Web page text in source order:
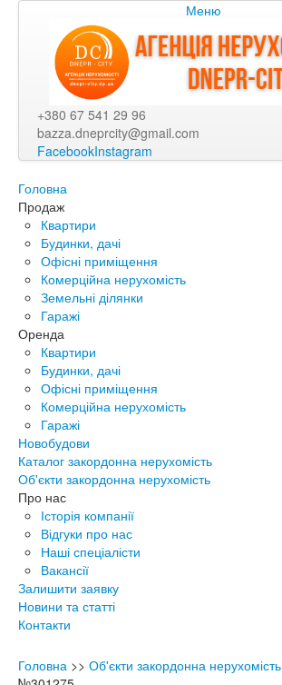
Меню
+380 67 541 29 96
bazza.dneprcity@gmail.com
FacebookInstagram
Головна
Продаж
Квартири
Будинки, дачі
Офісні приміщення
Комерційна нерухомість
Земельні ділянки
Гаражі
Оренда
Квартири
Будинки, дачі
Офісні приміщення
Комерційна нерухомість
Гаражі
Новобудови
Каталог закордонна нерухомість
Об'єкти закордонна нерухомість
Про нас
Історія компанії
Відгуки про нас
Наші спеціалісти
Вакансії
Залишити заявку
Новини та статті
Контакти
Головна >> Об'єкти закордонна нерухомість